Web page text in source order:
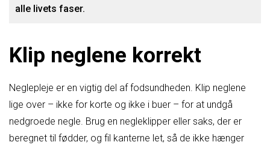
alle livets faser.
Klip neglene korrekt
Neglepleje er en vigtig del af fodsundheden. Klip neglene
lige over – ikke for korte og ikke i buer – for at undgå
nedgroede negle. Brug en negleklipper eller saks, der er
beregnet til fødder, og fil kanterne let, så de ikke hænger